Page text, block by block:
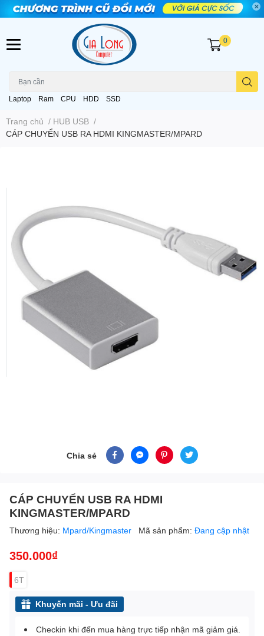
Laptop Ram CPU HDD SSD
0
Trang chủ / HUB USB /
CÁP CHUYỂN USB RA HDMI KINGMASTER/MPARD
Chia sẻ
CÁP CHUYỂN USB RA HDMI
KINGMASTER/MPARD
Thương hiệu: Mpard/Kingmaster Mã sản phẩm: Đang cập nhật
350.000₫
6T
Khuyến mãi - Ưu đãi
Checkin khi đến mua hàng trực tiếp nhận mã giảm giá.